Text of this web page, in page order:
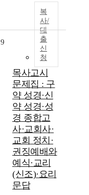
복
사/
대
출
신
청
9
목사고시
문제집 : 구
약 성경·신
약 성경·성
경 종합고
사·교회사·
교회 정치·
권징예배와
예식·교리
(신조)·요리
문답